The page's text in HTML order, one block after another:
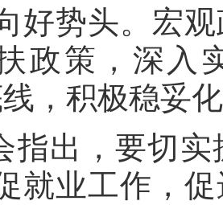
好势头。宏
政策，深入
，积极稳妥
指出，要切
就业工作，